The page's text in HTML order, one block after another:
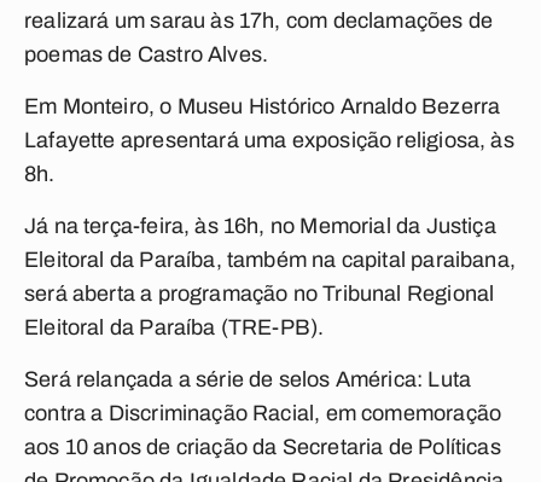
realizará um sarau às 17h, com declamações de
poemas de Castro Alves.
Em Monteiro, o Museu Histórico Arnaldo Bezerra
Lafayette apresentará uma exposição religiosa, às
8h.
Já na terça-feira, às 16h, no Memorial da Justiça
Eleitoral da Paraíba, também na capital paraibana,
será aberta a programação no Tribunal Regional
Eleitoral da Paraíba (TRE-PB).
Será relançada a série de selos América: Luta
contra a Discriminação Racial, em comemoração
aos 10 anos de criação da Secretaria de Políticas